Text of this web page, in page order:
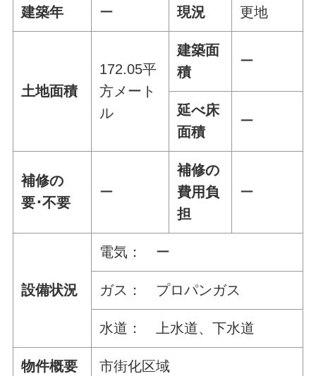
建築年 ー 現況 更地
土地面積
172.05平
方メート
ル
建築面
積
ー
延べ床
面積
ー
補修の
要･不要
ー
補修の
費用負
担
ー
設備状況
電気： ー
ガス： プロパンガス
水道： 上水道、下水道
物件概要 市街化区域